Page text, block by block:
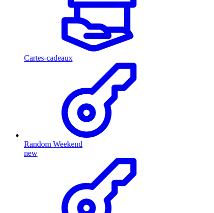
Cartes-cadeaux
Random Weekend
new